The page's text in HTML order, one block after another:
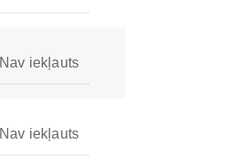
Nav iekļauts
Nav iekļauts